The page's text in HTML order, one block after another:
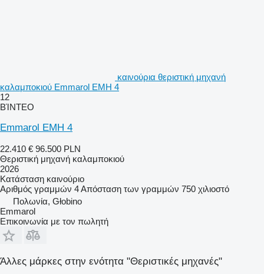
καινούρια θεριστική μηχανή
καλαμποκιού Emmarol EMH 4
12
ΒΊΝΤΕΟ
Emmarol EMH 4
22.410 € 96.500 PLN
Θεριστική μηχανή καλαμποκιού
2026
Κατάσταση καινούριο
Αριθμός γραμμών 4Απόσταση των γραμμών 750 χιλιοστό
Πολωνία, Głobino
Emmarol
Επικοινωνία με τον πωλητή
Άλλες μάρκες στην ενότητα "Θεριστικές μηχανές"